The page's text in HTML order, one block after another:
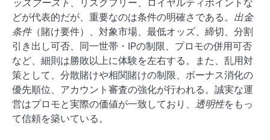
ッズブースト 、リスクフリー、ロイヤルティポイントな
どが代表的だが、重要なのは条件の明確さである。 出金
条件（賭け要件）、対象市場、最低オッズ、締切、分割
引き出し可否、同一世帯・IPの制限、プロモの併用可否
など、細則は勝敗以上に体験を左右する。また、乱用対
策として、分散賭けや相関賭けの制限、ボーナス消化の
優先順位、アカウント審査の強化が行われる。誠実な運
営はプロモと実際の価値が一致しており、 透明性をもっ
て信頼を築いている。